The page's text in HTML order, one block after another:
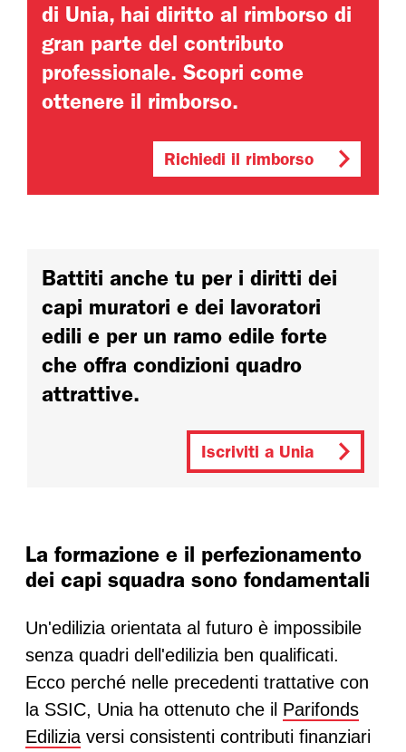
di Unia, hai diritto al rimborso di
gran parte del contributo
professionale. Scopri come
ottenere il rimborso.
Richiedi il rimborso
Battiti anche tu per i diritti dei
capi muratori e dei lavoratori
edili e per un ramo edile forte
che offra condizioni quadro
attrattive.
Iscriviti a Unia
La formazione e il perfezionamento
dei capi squadra sono fondamentali
Un'edilizia orientata al futuro è impossibile
senza quadri dell'edilizia ben qualificati.
Ecco perché nelle precedenti trattative con
la SSIC, Unia ha ottenuto che il Parifonds
Edilizia versi consistenti contributi finanziari